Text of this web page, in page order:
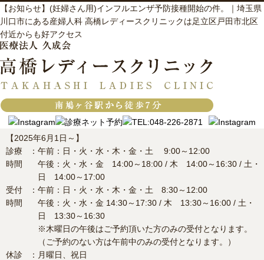
【お知らせ】(妊婦さん用)インフルエンザ予防接種開始の件。｜埼玉県
川口市にある産婦人科 高橋レディースクリニックは足立区戸田市北区
付近からも好アクセス
【2025年6月1日～】
診療
時間
： 午前：日・火・水・木・金・土 9:00～12:00
午後：火・水・金 14:00～18:00 / 木 14:00～16:30 / 土・
日 14:00～17:00
受付
時間
： 午前：日・火・水・木・金・土 8:30～12:00
午後：火・水・金 14:30～17:30 / 木 13:30～16:00 / 土・
日 13:30～16:30
※木曜日の午後はご予約頂いた方のみの受付となります。
（ご予約のない方は午前中のみの受付となります。）
休診
： 月曜日、祝日